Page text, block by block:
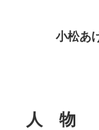
小松あ
人 物